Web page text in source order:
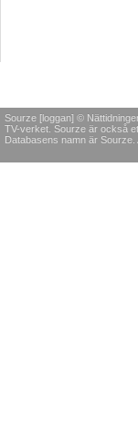
Sourze [loggan] ©
TV-verket. Sourze är också
Databasens namn är